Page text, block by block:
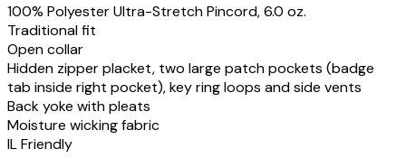
100% Polyester Ultra-Stretch Pincord, 6.0 oz.
Traditional fit
Open collar
Hidden zipper placket, two large patch pockets (badge
tab inside right pocket), key ring loops and side vents
Back yoke with pleats
Moisture wicking fabric
IL Friendly